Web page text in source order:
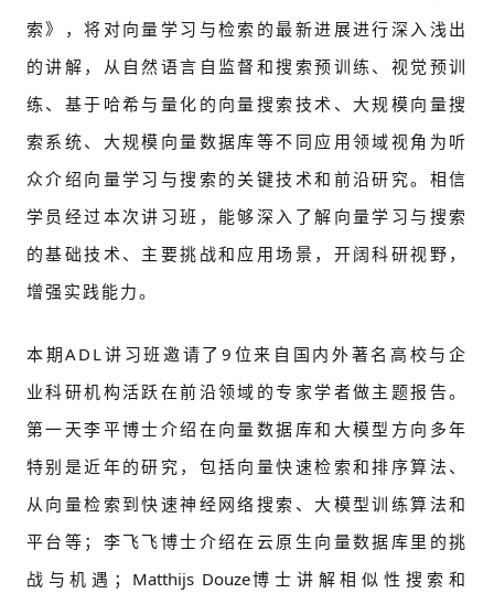
索》，将对向量学习与检索的最新进展进行深入浅出
的讲解，从自然语言自监督和搜索预训练、视觉预训
练、基于哈希与量化的向量搜索技术、大规模向量搜
索系统、大规模向量数据库等不同应用领域视角为听
众介绍向量学习与搜索的关键技术和前沿研究。相信
学员经过本次讲习班，能够深入了解向量学习与搜索
的基础技术、主要挑战和应用场景，开阔科研视野，
增强实践能力。
本期ADL讲习班邀请了9位来自国内外著名高校与企
业科研机构活跃在前沿领域的专家学者做主题报告。
第一天李平博士介绍在向量数据库和大模型方向多年
特别是近年的研究，包括向量快速检索和排序算法、
从向量检索到快速神经网络搜索、大模型训练算法和
平台等；李飞飞博士介绍在云原生向量数据库里的挑
战与机遇； Matthijs Douze博士讲解相似性搜索和